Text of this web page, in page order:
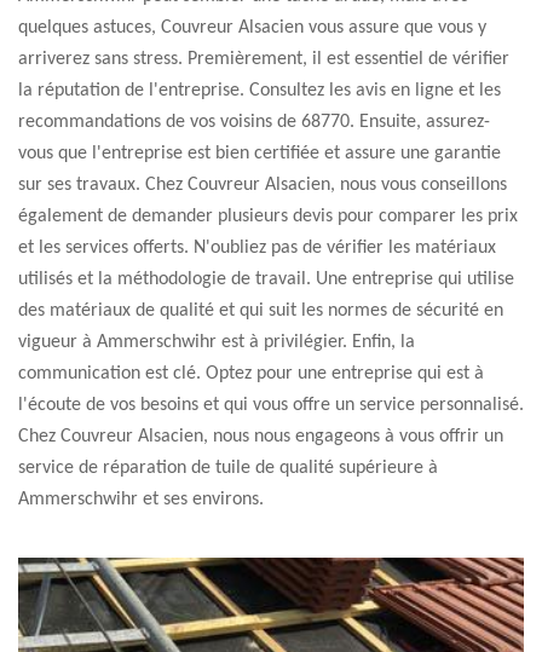
quelques astuces, Couvreur Alsacien vous assure que vous y
arriverez sans stress. Premièrement, il est essentiel de vérifier
la réputation de l'entreprise. Consultez les avis en ligne et les
recommandations de vos voisins de 68770. Ensuite, assurez-
vous que l'entreprise est bien certifiée et assure une garantie
sur ses travaux. Chez Couvreur Alsacien, nous vous conseillons
également de demander plusieurs devis pour comparer les prix
et les services offerts. N'oubliez pas de vérifier les matériaux
utilisés et la méthodologie de travail. Une entreprise qui utilise
des matériaux de qualité et qui suit les normes de sécurité en
vigueur à Ammerschwihr est à privilégier. Enfin, la
communication est clé. Optez pour une entreprise qui est à
l'écoute de vos besoins et qui vous offre un service personnalisé.
Chez Couvreur Alsacien, nous nous engageons à vous offrir un
service de réparation de tuile de qualité supérieure à
Ammerschwihr et ses environs.